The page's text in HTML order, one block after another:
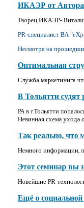
ИКАЭР от Автора
Творец ИКАЭР-
PR-специалист ВА
Несмотря на
Оптимальная
Служба маркетинига
В Тольятти судят
РА в г.Тольятти
Невинная схема ухода
Так реально, что
Немного информации,
Этот семинар вы
Новейшие PR-
Ещё о социальной